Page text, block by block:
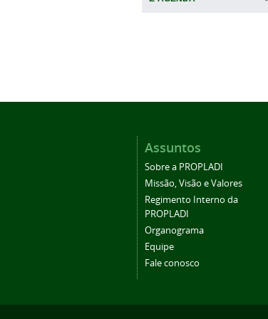
Assuntos
Sobre a PROPLADI
Missão, Visão e Valores
Regimento Interno da
PROPLADI
Organograma
Equipe
Fale conosco